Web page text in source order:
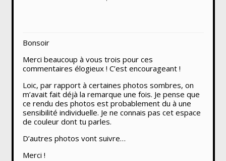
Bonsoir
Merci beaucoup à vous trois pour ces
commentaires élogieux ! C’est encourageant !
Loic, par rapport à certaines photos sombres, on
m’avait fait déjà la remarque une fois. Je pense que
ce rendu des photos est probablement du à une
sensibilité individuelle. Je ne connais pas cet espace
de couleur dont tu parles.
D’autres photos vont suivre…
Merci !